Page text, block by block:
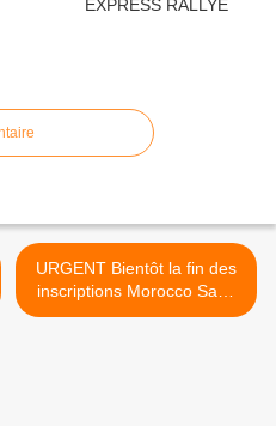
URGENT Bientôt la fin des
inscriptions Morocco Sand
Express 2022 , tout va bien